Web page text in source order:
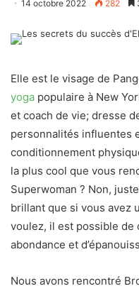
14 octobre 2022 282
Elle est le visage de
yoga populaire à New
et coach de vie; dresse
personnalités influentes
conditionnement
la plus cool que vous
Superwoman ? Non,
brillant que si vous avez
voulez, il est possible de
abondance et
Nous avons rencontré